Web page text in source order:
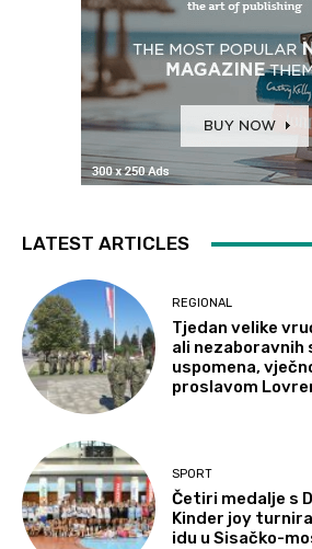
LATEST ARTICLES
REGIONAL
Tjedan velike
ali nezaboravnih
uspomena,
proslavom
SPORT
Četiri medalje s
Kinder joy
idu u Sisačko-